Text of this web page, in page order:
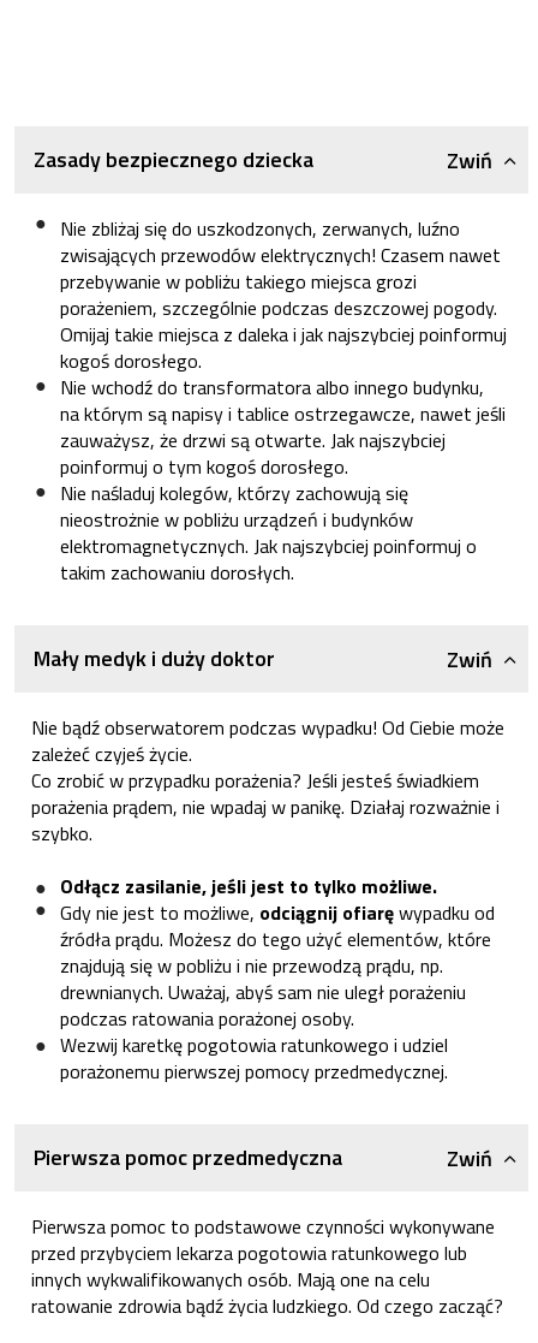
Zasady bezpiecznego dziecka Zwiń
Nie zbliżaj się do uszkodzonych, zerwanych, luźno
zwisających przewodów elektrycznych! Czasem nawet
przebywanie w pobliżu takiego miejsca grozi
porażeniem, szczególnie podczas deszczowej pogody.
Omijaj takie miejsca z daleka i jak najszybciej poinformuj
kogoś dorosłego.
Nie wchodź do transformatora albo innego budynku,
na którym są napisy i tablice ostrzegawcze, nawet jeśli
zauważysz, że drzwi są otwarte. Jak najszybciej
poinformuj o tym kogoś dorosłego.
Nie naśladuj kolegów, którzy zachowują się
nieostrożnie w pobliżu urządzeń i budynków
elektromagnetycznych. Jak najszybciej poinformuj o
takim zachowaniu dorosłych.
Mały medyk i duży doktor Zwiń
Nie bądź obserwatorem podczas wypadku! Od Ciebie może
zależeć czyjeś życie.
Co zrobić w przypadku porażenia? Jeśli jesteś świadkiem
porażenia prądem, nie wpadaj w panikę. Działaj rozważnie i
szybko.
Odłącz zasilanie, jeśli jest to tylko możliwe.
Gdy nie jest to możliwe, odciągnij ofiaręwypadku od
źródła prądu. Możesz do tego użyć elementów, które
znajdują się w pobliżu i nie przewodzą prądu, np.
drewnianych. Uważaj, abyś sam nie uległ porażeniu
podczas ratowania porażonej osoby.
Wezwij karetkę pogotowia ratunkowego i udziel
porażonemu pierwszej pomocy przedmedycznej.
Pierwsza pomoc przedmedyczna Zwiń
Pierwsza pomoc to podstawowe czynności wykonywane
przed przybyciem lekarza pogotowia ratunkowego lub
innych wykwalifikowanych osób. Mają one na celu
ratowanie zdrowia bądź życia ludzkiego. Od czego zacząć?